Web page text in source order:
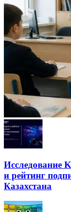
Исследование
и рейтинг
Казахстана